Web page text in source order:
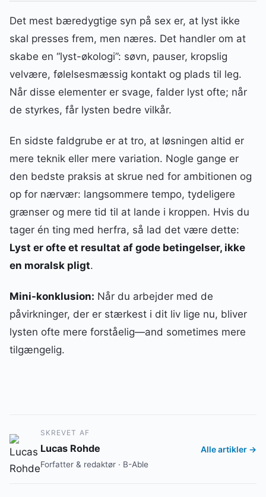
Det mest bæredygtige syn på sex er, at lyst ikke
skal presses frem, men næres. Det handler om at
skabe en “lyst-økologi”: søvn, pauser, kropslig
velvære, følelsesmæssig kontakt og plads til leg.
Når disse elementer er svage, falder lyst ofte; når
de styrkes, får lysten bedre vilkår.
En sidste faldgrube er at tro, at løsningen altid er
mere teknik eller mere variation. Nogle gange er
den bedste praksis at skrue ned for ambitionen og
op for nærvær: langsommere tempo, tydeligere
grænser og mere tid til at lande i kroppen. Hvis du
tager én ting med herfra, så lad det være dette:
Lyst er ofte et resultat af gode betingelser, ikke
en moralsk pligt.
Mini-konklusion: Når du arbejder med de
påvirkninger, der er stærkest i dit liv lige nu, bliver
lysten ofte mere forståelig—and sometimes mere
tilgængelig.
SKREVET AF
Lucas Rohde
Forfatter & redaktør · B-Able
Alle artikler →